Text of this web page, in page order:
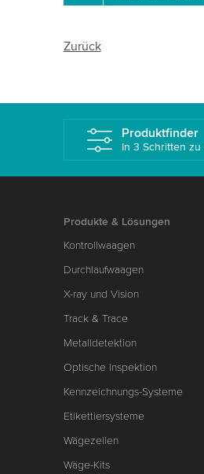
Zurück
Produktfinder
In 3 Schritten
Produkte & Lösungen
Kontrollwaagen
Durchlaufwaagen
X-ray und Vision
Track & Trace
Metalldetektion
Optische Inspektion
Kennzeichnungs-Systeme
Etikettiersysteme
Wägezellen
Wäge-Kits